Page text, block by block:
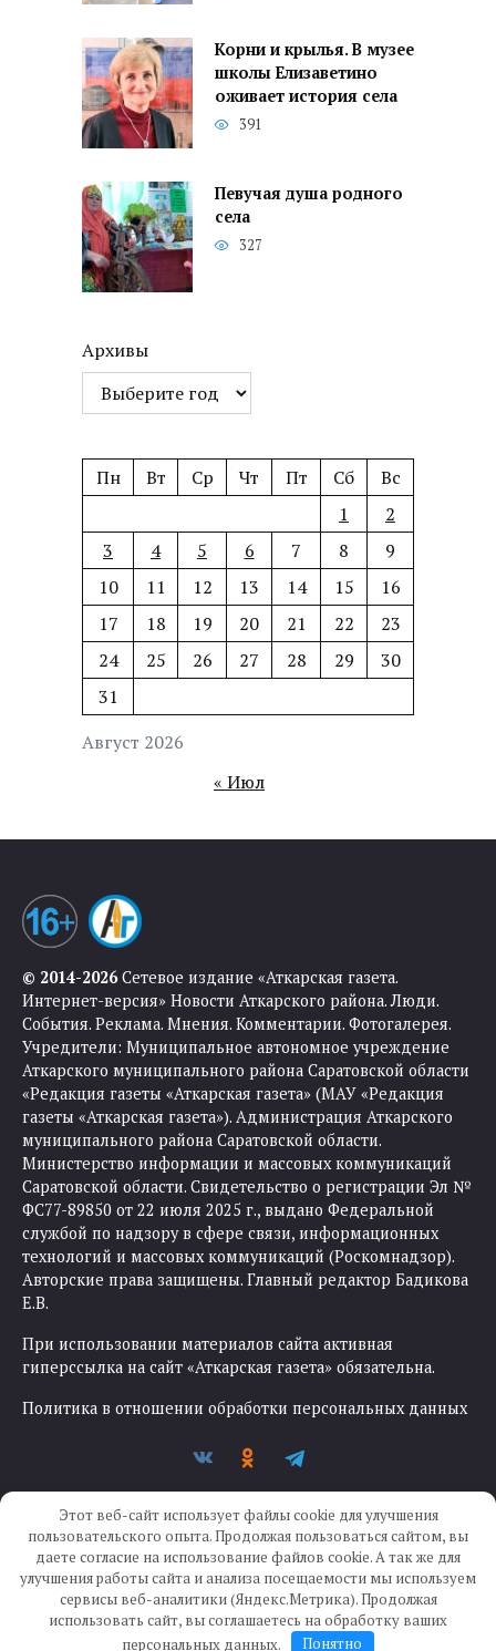
Корни и крылья. В музее
школы Елизаветино
оживает история села
391
Певучая душа родного
села
327
Архивы
Август 2026
Пн Вт Ср Чт Пт Сб
Вс
1
2
3
4 5 6 7 8
9
10
11 12 13 14 15
16
17
18 19 20 21 22
23
24
25 26 27 28 29
30
31
« Июл
© 2014-2026Сетевое издание «Аткарская газета.
Интернет-версия» Новости Аткарского района. Люди.
События. Реклама. Мнения. Комментарии. Фотогалерея.
Учредители: Муниципальное автономное учреждение
Аткарского муниципального района Саратовской области
«Редакция газеты «Аткарская газета» (МАУ «Редакция
газеты «Аткарская газета»). Администрация Аткарского
муниципального района Саратовской области.
Министерство информации и массовых коммуникаций
Саратовской области. Свидетельство о регистрации Эл №
ФС77-89850 от 22 июля 2025 г., выдано Федеральной
службой по надзору в сфере связи, информационных
технологий и массовых коммуникаций (Роскомнадзор).
Авторские права защищены. Главный редактор Бадикова
Е.В.
При использовании материалов сайта активная
гиперссылка на сайт «Аткарская газета» обязательна.
Политика в отношении обработки персональных данных
Создание сайта —IKWEB
Этот веб-сайт использует файлы cookie для улучшения
пользовательского опыта. Продолжая пользоваться сайтом, вы
даете согласие на использование файлов cookie. А так же для
улучшения работы сайта и анализа посещаемости мы используем
сервисы веб-аналитики (Яндекс.Метрика). Продолжая
использовать сайт, вы соглашаетесь на обработку ваших
персональных данных.
Понятно